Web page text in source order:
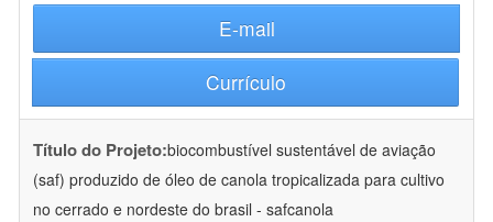
E-mail
Currículo
Título do Projeto:biocombustível sustentável de aviação
(saf) produzido de óleo de canola tropicalizada para cultivo
no cerrado e nordeste do brasil - safcanola